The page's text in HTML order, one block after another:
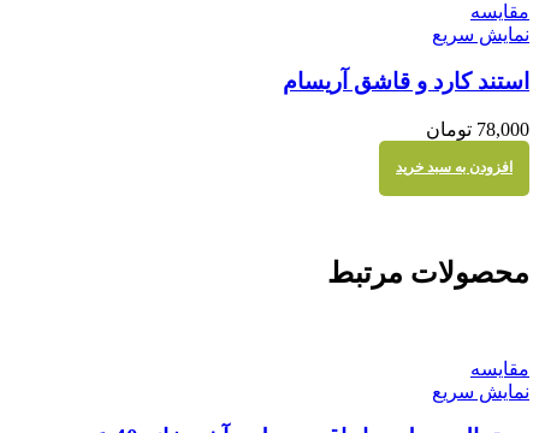
مقايسه
نمایش سریع
استند کارد و قاشق آریسام
78,000 تومان
افزودن به سبد خرید
محصولات مرتبط
مقايسه
نمایش سریع